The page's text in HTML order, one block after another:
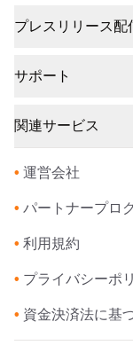
プレスリリース配
サポート
関連サービス
• 運営会社
• パートナープロ
• 利用規約
• プライバシーポ
• 資金決済法に基